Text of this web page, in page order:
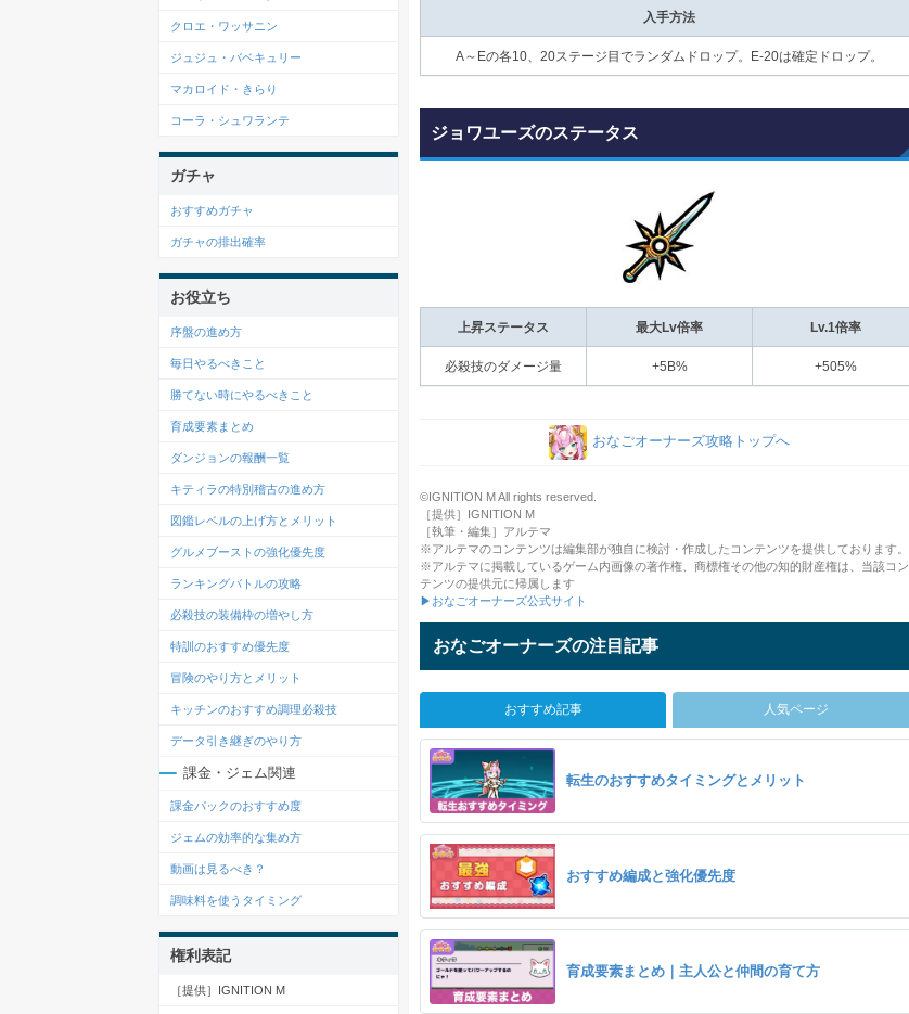
入手方法
A～Eの各10、20ステージ目でランダムドロップ。E-20は確定ドロップ。
ジョワユーズのステータス
上昇ステータス 最大Lv倍率 Lv.1倍率
必殺技のダメージ量 +5B% +505%
おなごオーナーズ攻略トップへ
©IGNITION M All rights reserved.
［提供］IGNITION M
［執筆・編集］アルテマ
※アルテマのコンテンツは編集部が独自に検討・作成したコンテンツを提供しております。
※アルテマに掲載しているゲーム内画像の著作権、商標権その他の知的財産権は、当該コン
テンツの提供元に帰属します
▶おなごオーナーズ公式サイト
おなごオーナーズの注目記事
おすすめ記事 人気ページ
転生のおすすめタイミングとメリット
おすすめ編成と強化優先度
育成要素まとめ｜主人公と仲間の育て方
クロエ・ワッサニン
ジュジュ・バベキュリー
マカロイド・きらり
コーラ・シュワランテ
ガチャ
おすすめガチャ
ガチャの排出確率
お役立ち
序盤の進め方
毎日やるべきこと
勝てない時にやるべきこと
育成要素まとめ
ダンジョンの報酬一覧
キティラの特別稽古の進め方
図鑑レベルの上げ方とメリット
グルメブーストの強化優先度
ランキングバトルの攻略
必殺技の装備枠の増やし方
特訓のおすすめ優先度
冒険のやり方とメリット
キッチンのおすすめ調理必殺技
データ引き継ぎのやり方
課金・ジェム関連
課金パックのおすすめ度
ジェムの効率的な集め方
動画は見るべき？
調味料を使うタイミング
権利表記
［提供］IGNITION M